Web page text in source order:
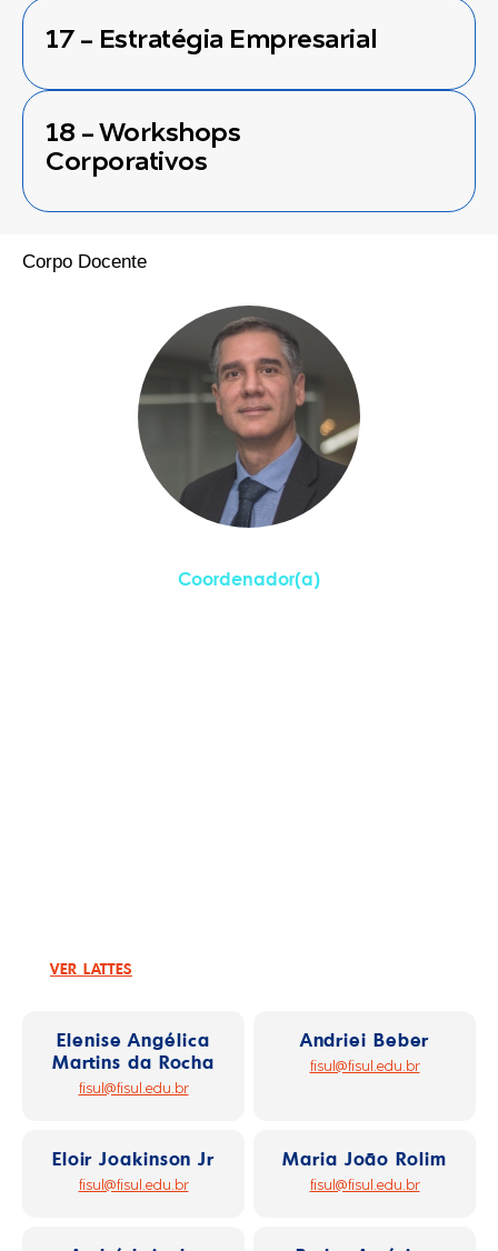
17 - Estratégia Empresarial
18 - Workshops
Corporativos
Corpo Docente
Coordenador(a)
VER LATTES
Elenise Angélica
Martins da Rocha
fisul@fisul.edu.br
Andriei Beber
fisul@fisul.edu.br
Eloir Joakinson Jr
fisul@fisul.edu.br
Maria João Rolim
fisul@fisul.edu.br